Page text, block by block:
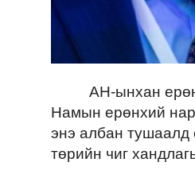
АН-ынхан
Намын ерөнхий
энэ албан тушаалд
төрийн чиг